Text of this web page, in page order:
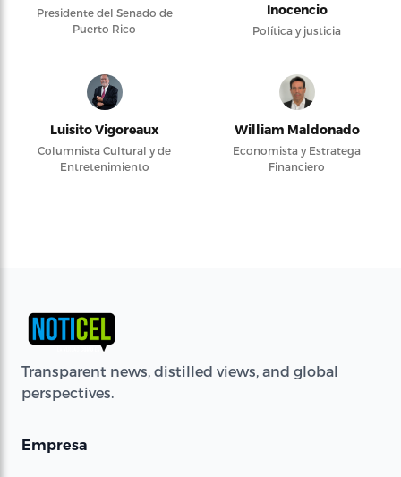
Presidente del Senado de
Puerto Rico
Inocencio
Política y justicia
Luisito Vigoreaux
Columnista Cultural y de
Entretenimiento
William Maldonado
Economista y Estratega
Financiero
Transparent news, distilled views, and global
perspectives.
Empresa